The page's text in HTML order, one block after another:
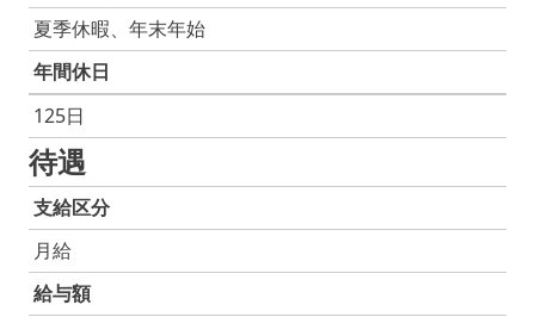
夏季休暇、年末年始
年間休日
125日
待遇
支給区分
月給
給与額